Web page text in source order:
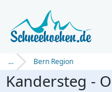
... Bern Region
Kandersteg -